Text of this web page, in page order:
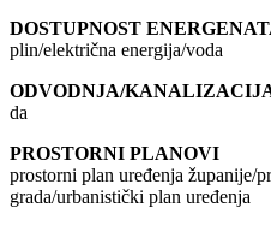
DOSTUPNOST
plin/električna energija/voda
ODVODNJA/
da
PROSTORNI PLANOVI
prostorni plan uređenja županije/
grada/urbanistički plan uređenja